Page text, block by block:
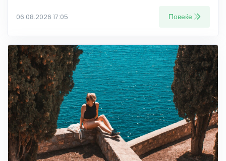
06.08.2026 17:05 Повеќе